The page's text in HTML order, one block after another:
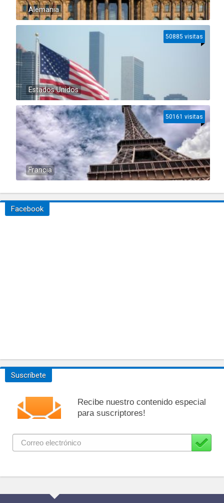
Alemania
Estados Unidos
50885 visitas
Francia
50161 visitas
Facebook
Suscríbete
Recibe nuestro contenido especial
para suscriptores!